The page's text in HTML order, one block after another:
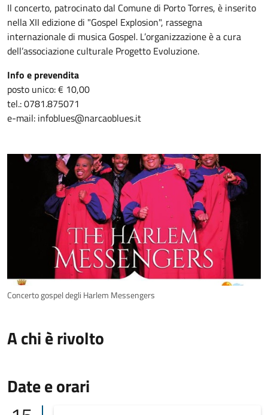
Il concerto, patrocinato dal Comune di Porto Torres, è inserito
nella XII edizione di "Gospel Explosion", rassegna
internazionale di musica Gospel. L’organizzazione è a cura
dell’associazione culturale Progetto Evoluzione.
Info e prevendita
posto unico: € 10,00
tel.: 0781.875071
e-mail: infoblues@narcaoblues.it
Concerto gospel degli Harlem Messengers
A chi è rivolto
Date e orari